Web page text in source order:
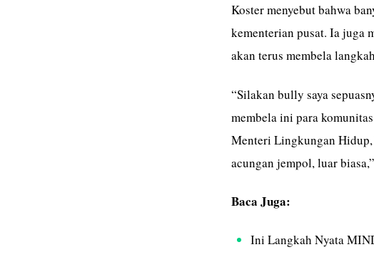
Koster menyebut bahwa
kementerian pusat. Ia juga
akan terus membela
“Silakan bully saya
membela ini para
Menteri Lingkungan
acungan jempol, luar
Baca Juga:
Ini Langkah Nyata